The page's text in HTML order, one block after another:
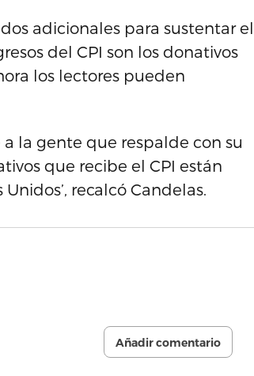
adicionales para sustentar el
del CPI son los donativos
los lectores pueden
la gente que respalde con su
que recibe el CPI están
recalcó Candelas.
Añadir comentario